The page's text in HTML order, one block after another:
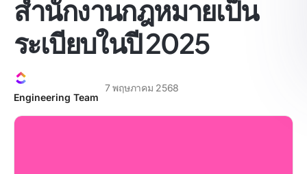
สำนักงานกฎหมายเป็น
ระเบียบในปี 2025
Engineering Team
7 พฤษภาคม 2568